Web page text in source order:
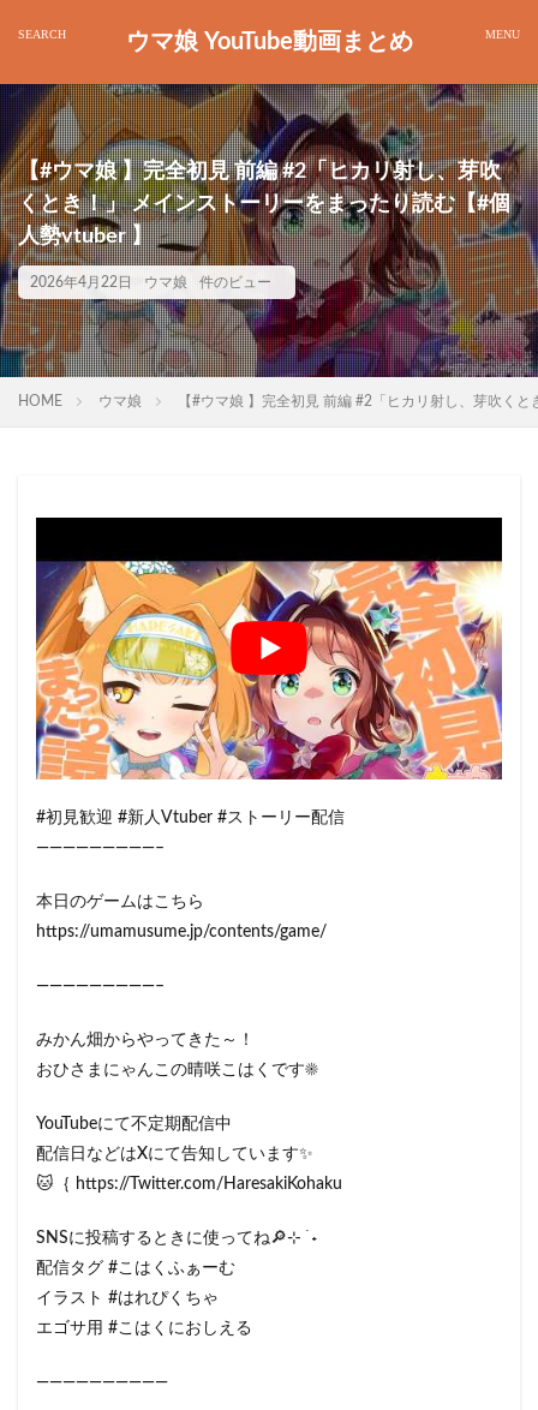
ウマ娘 YouTube動画まとめ
【#ウマ娘 】完全初見 前編 #2「ヒカリ射し、芽吹
くとき！」 メインストーリーをまったり読む【#個
人勢vtuber 】
2026年4月22日 ウマ娘 件のビュー
HOME ウマ娘 【#ウマ娘 】完全初見 前編 #2「ヒカリ射し、芽吹く
#初見歓迎 #新人Vtuber #ストーリー配信
—————————–
本日のゲームはこちら
https://umamusume.jp/contents/game/
—————————–
みかん畑からやってきた～！
おひさまにゃんこの晴咲こはくです☀️
YouTubeにて不定期配信中
配信日などはXにて告知しています✨
🐱｛ https://Twitter.com/HaresakiKohaku
SNSに投稿するときに使ってね🔎⊹ ࣪ ˖
‎配信タグ ⁦‪#こはくふぁーむ‬⁩
‎イラスト ⁦‪#はれぴくちゃ‬⁩
‎エゴサ用 ⁦‪#こはくにおしえる‬⁩
——————————